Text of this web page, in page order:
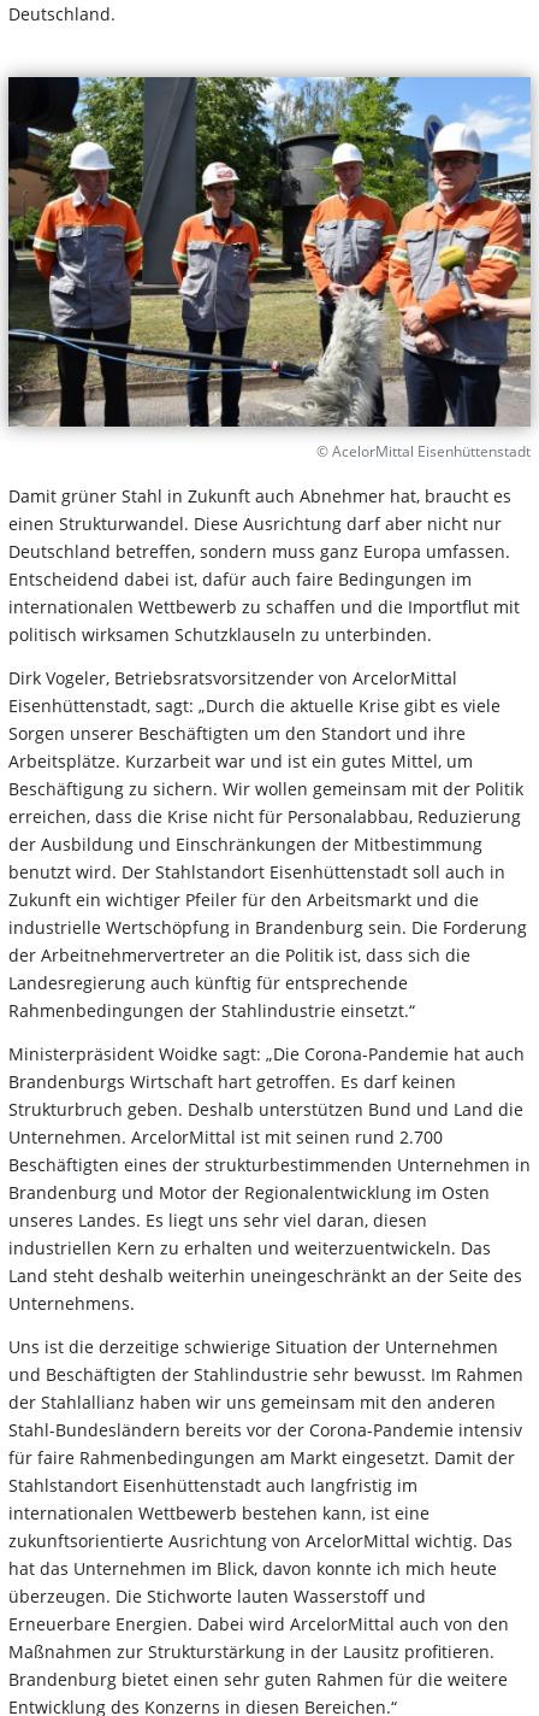
Deutschland.
© AcelorMittal Eisenhüttenstadt
Damit grüner Stahl in Zukunft auch Abnehmer hat, braucht es
einen Strukturwandel. Diese Ausrichtung darf aber nicht nur
Deutschland betreffen, sondern muss ganz Europa umfassen.
Entscheidend dabei ist, dafür auch faire Bedingungen im
internationalen Wettbewerb zu schaffen und die Importflut mit
politisch wirksamen Schutzklauseln zu unterbinden.
Dirk Vogeler, Betriebsratsvorsitzender von ArcelorMittal
Eisenhüttenstadt, sagt: „Durch die aktuelle Krise gibt es viele
Sorgen unserer Beschäftigten um den Standort und ihre
Arbeitsplätze. Kurzarbeit war und ist ein gutes Mittel, um
Beschäftigung zu sichern. Wir wollen gemeinsam mit der Politik
erreichen, dass die Krise nicht für Personalabbau, Reduzierung
der Ausbildung und Einschränkungen der Mitbestimmung
benutzt wird. Der Stahlstandort Eisenhüttenstadt soll auch in
Zukunft ein wichtiger Pfeiler für den Arbeitsmarkt und die
industrielle Wertschöpfung in Brandenburg sein. Die Forderung
der Arbeitnehmervertreter an die Politik ist, dass sich die
Landesregierung auch künftig für entsprechende
Rahmenbedingungen der Stahlindustrie einsetzt.“
Ministerpräsident Woidke sagt: „Die Corona-Pandemie hat auch
Brandenburgs Wirtschaft hart getroffen. Es darf keinen
Strukturbruch geben. Deshalb unterstützen Bund und Land die
Unternehmen. ArcelorMittal ist mit seinen rund 2.700
Beschäftigten eines der strukturbestimmenden Unternehmen in
Brandenburg und Motor der Regionalentwicklung im Osten
unseres Landes. Es liegt uns sehr viel daran, diesen
industriellen Kern zu erhalten und weiterzuentwickeln. Das
Land steht deshalb weiterhin uneingeschränkt an der Seite des
Unternehmens.
Uns ist die derzeitige schwierige Situation der Unternehmen
und Beschäftigten der Stahlindustrie sehr bewusst. Im Rahmen
der Stahlallianz haben wir uns gemeinsam mit den anderen
Stahl-Bundesländern bereits vor der Corona-Pandemie intensiv
für faire Rahmenbedingungen am Markt eingesetzt. Damit der
Stahlstandort Eisenhüttenstadt auch langfristig im
internationalen Wettbewerb bestehen kann, ist eine
zukunftsorientierte Ausrichtung von ArcelorMittal wichtig. Das
hat das Unternehmen im Blick, davon konnte ich mich heute
überzeugen. Die Stichworte lauten Wasserstoff und
Erneuerbare Energien. Dabei wird ArcelorMittal auch von den
Maßnahmen zur Strukturstärkung in der Lausitz profitieren.
Brandenburg bietet einen sehr guten Rahmen für die weitere
Entwicklung des Konzerns in diesen Bereichen.“